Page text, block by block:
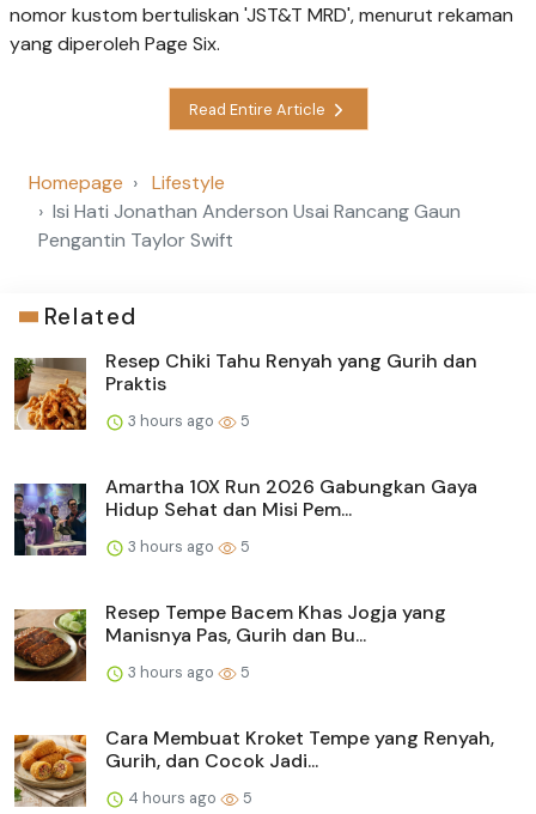
nomor kustom bertuliskan 'JST&T MRD', menurut rekaman
yang diperoleh Page Six.
Read Entire Article
Homepage
Lifestyle
Isi Hati Jonathan Anderson Usai Rancang Gaun
Pengantin Taylor Swift
Related
Resep Chiki Tahu Renyah yang Gurih dan
Praktis
3 hours ago 5
Amartha 10X Run 2026 Gabungkan Gaya
Hidup Sehat dan Misi Pem...
3 hours ago 5
Resep Tempe Bacem Khas Jogja yang
Manisnya Pas, Gurih dan Bu...
3 hours ago 5
Cara Membuat Kroket Tempe yang Renyah,
Gurih, dan Cocok Jadi...
4 hours ago 5